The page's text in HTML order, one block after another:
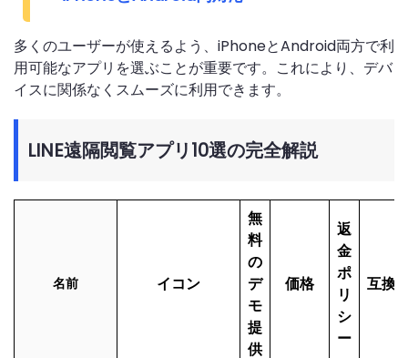
多くのユーザーが使えるよう、iPhoneとAndroid両方で利
用可能なアプリを選ぶことが重要です。これにより、デバ
イスに関係なくスムーズに利用できます。
LINE遠隔閲覧アプリ10選の完全解説
名前 イコン
無
料
の
デ
モ
提
供
価格
返
金
ポ
リ
シ
ー
互換